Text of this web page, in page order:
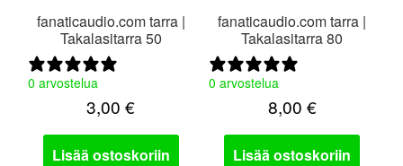
fanaticaudio.com tarra |
Takalasitarra 50
0 arvostelua
3,00€
Lisää ostoskoriin
fanaticaudio.com tarra |
Takalasitarra 80
0 arvostelua
8,00 €
Lisää ostoskoriin